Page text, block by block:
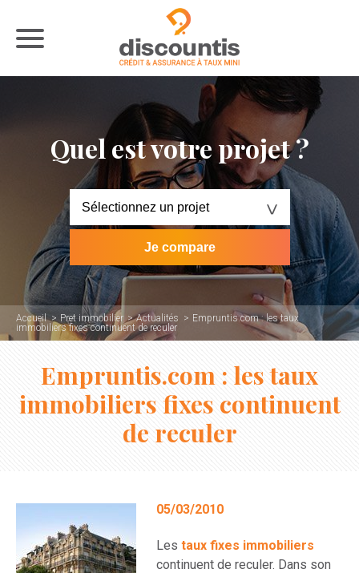
Quel est votre projet ?
Accueil Pret immobilier Actualités
Empruntis.com : les taux
immobiliers fixes continuent de reculer
Empruntis.com : les taux
immobiliers fixes continuent
de reculer
05/03/2010
Les taux fixes immobiliers
continuent de reculer. Dans son